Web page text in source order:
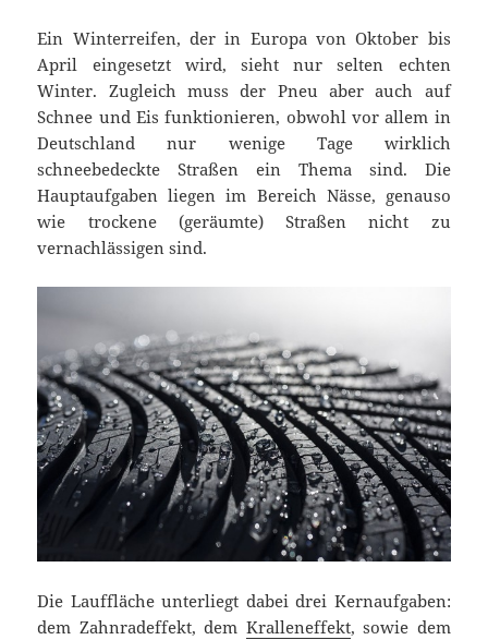
Ein Winterreifen, der in Europa von Oktober bis
April eingesetzt wird, sieht nur selten echten
Winter. Zugleich muss der Pneu aber auch auf
Schnee und Eis funktionieren, obwohl vor allem in
Deutschland nur wenige Tage wirklich
schneebedeckte Straßen ein Thema sind. Die
Hauptaufgaben liegen im Bereich Nässe, genauso
wie trockene (geräumte) Straßen nicht zu
vernachlässigen sind.
Die Lauffläche unterliegt dabei drei Kernaufgaben:
dem Zahnradeffekt, dem Kralleneffekt, sowie dem